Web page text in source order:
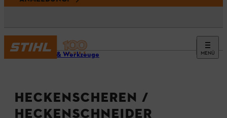
MENÜ
Geräte & Werkzeuge
HECKENSCHEREN /
HECKENSCHNEIDER